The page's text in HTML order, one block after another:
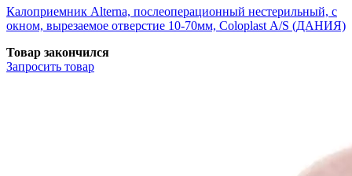
Калоприемник Alterna, послеоперационный нестерильный, с
окном, вырезаемое отверстие 10-70мм, Coloplast А/S (ДАНИЯ)
Товар закончился
Запросить товар